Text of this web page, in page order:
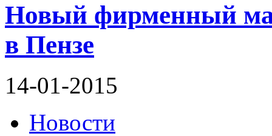
Новый фирменный
в Пензе
14-01-2015
Новости